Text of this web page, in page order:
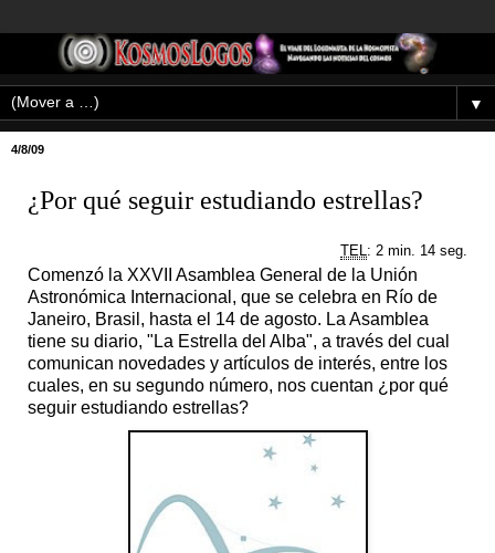
▼
4/8/09
¿Por qué seguir estudiando estrellas?
TEL : 2 min. 14 seg.
Comenzó la XXVII Asamblea General de la Unión
Astronómica Internacional, que se celebra en Río de
Janeiro, Brasil, hasta el 14 de agosto. La Asamblea
tiene su diario, "La Estrella del Alba", a través del cual
comunican novedades y artículos de interés, entre los
cuales, en su segundo número, nos cuentan ¿por qué
seguir estudiando estrellas?